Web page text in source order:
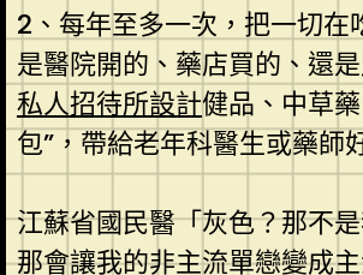
2、每年至多一次，把一切在
是醫院開的、藥店買的、還
私人招待所設計健品、中草
包”，帶給老年科醫生或藥師
江蘇省國民醫「灰色？那不
那會讓我的非主流單戀變成